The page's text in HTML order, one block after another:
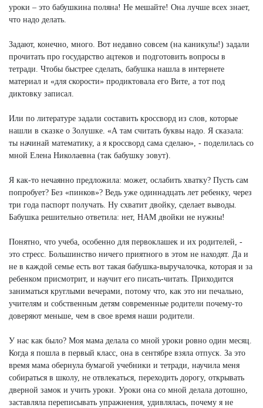
уроки – это бабушкина поляна! Не мешайте! Она лучше всех знает,
что надо делать.
Задают, конечно, много. Вот недавно совсем (на каникулы!) задали
прочитать про государство ацтеков и подготовить вопросы в
тетради. Чтобы быстрее сделать, бабушка нашла в интернете
материал и «для скорости» продиктовала его Вите, а тот под
диктовку записал.
Или по литературе задали составить кроссворд из слов, которые
нашли в сказке о Золушке. «А там считать буквы надо. Я сказала:
ты начинай математику, а я кроссворд сама сделаю», - поделилась со
мной Елена Николаевна (так бабушку зовут).
Я как-то нечаянно предложила: может, ослабить хватку? Пусть сам
попробует? Без «пинков»? Ведь уже одиннадцать лет ребенку, через
три года паспорт получать. Ну схватит двойку, сделает выводы.
Бабушка решительно ответила: нет, НАМ двойки не нужны!
Понятно, что учеба, особенно для первоклашек и их родителей, -
это стресс. Большинство ничего приятного в этом не находят. Да и
не в каждой семье есть вот такая бабушка-выручалочка, которая и за
ребенком присмотрит, и научит его писать-читать. Приходится
заниматься круглыми вечерами, потому что, как это ни печально,
учителям и собственным детям современные родители почему-то
доверяют меньше, чем в свое время наши родители.
У нас как было? Моя мама делала со мной уроки ровно один месяц.
Когда я пошла в первый класс, она в сентябре взяла отпуск. За это
время мама обернула бумагой учебники и тетради, научила меня
собираться в школу, не отвлекаться, переходить дорогу, открывать
дверной замок и учить уроки. Уроки она со мной делала дотошно,
заставляла переписывать упражнения, удивлялась, почему я не